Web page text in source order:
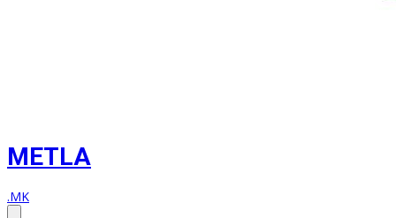
METLA
.MK